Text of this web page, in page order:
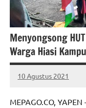
Menyongsong
Warga Hiasi
10 Agustus 2021
MEPAGO
No
MEPAGO.CO,